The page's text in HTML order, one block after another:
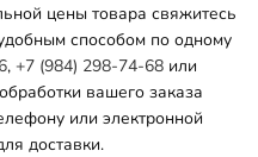
цены товара свяжитесь
способом по одному
, +7 (984) 298-74-68 или
вашего заказа
или электронной
доставки.